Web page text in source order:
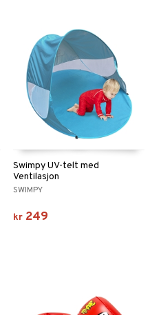
Swimpy UV-telt med
Ventilasjon
SWIMPY
kr 249